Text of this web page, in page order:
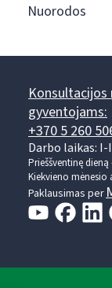
Nuorodos
Konsultacijos
gyventojams:
+370 5 260
Darbo laikas: I-
Prieššventinę
Kiekvieno mėnesio
Paklausimas per